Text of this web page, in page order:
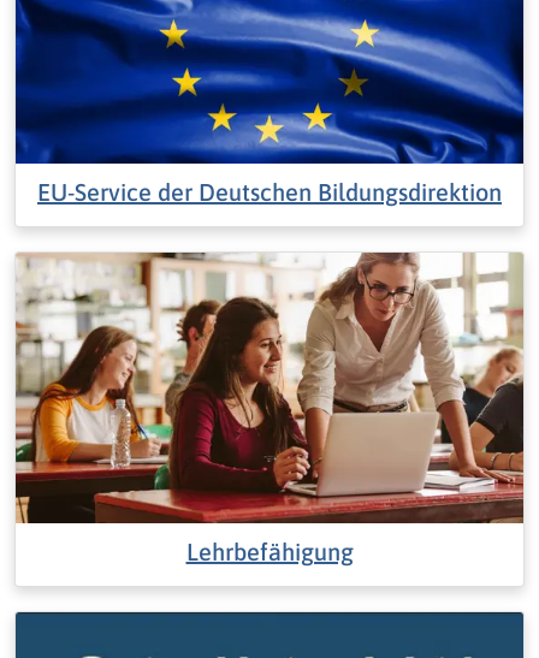
EU-Service der Deutschen Bildungsdirektion
Lehrbefähigung